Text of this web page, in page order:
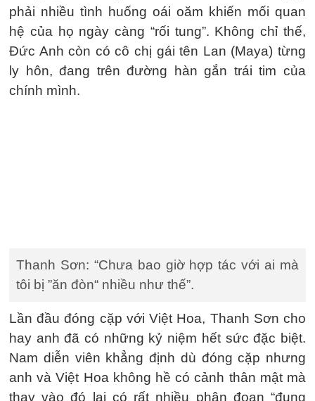
phải nhiều tình huống oái oăm khiến mối quan
hệ của họ ngày càng “rối tung”. Không chỉ thế,
Đức Anh còn có cô chị gái tên Lan (Maya) từng
ly hôn, đang trên đường hàn gắn trái tim của
chính mình.
Thanh Sơn: “Chưa bao giờ hợp tác với ai mà
tôi bị ”ăn đòn“ nhiều như thế”.
Lần đầu đóng cặp với Việt Hoa, Thanh Sơn cho
hay anh đã có những kỷ niệm hết sức đặc biệt.
Nam diễn viên khẳng định dù đóng cặp nhưng
anh và Việt Hoa không hề có cảnh thân mật mà
thay vào đó lại có rất nhiều phân đoạn “đụng